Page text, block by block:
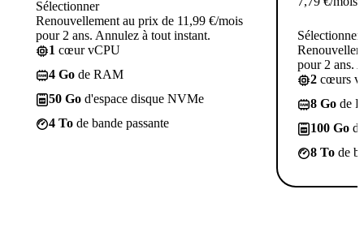
Sélectionner
Renouvellement au prix de 11,99 €/mois
pour 2 ans. Annulez à tout instant.
1 cœur vCPU
4 Go de RAM
50 Go d'espace disque NVMe
4 To de bande passante
Sélectionner
pour 2 ans.
2 cœurs
8 Go de
100 Go
8 To de